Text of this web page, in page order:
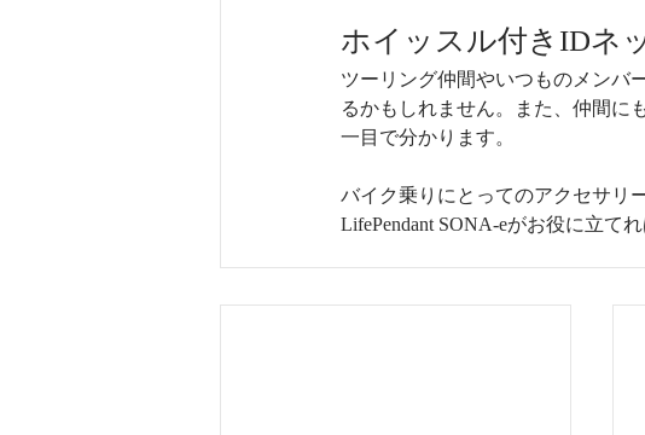
ホイッスル付きIDネ
ツーリング仲間やいつものメンバ
るかもしれません。また、仲間に
一目で分かります。
バイク乗りにとってのアクセサリ
LifePendant SONA-eがお役に立てれ